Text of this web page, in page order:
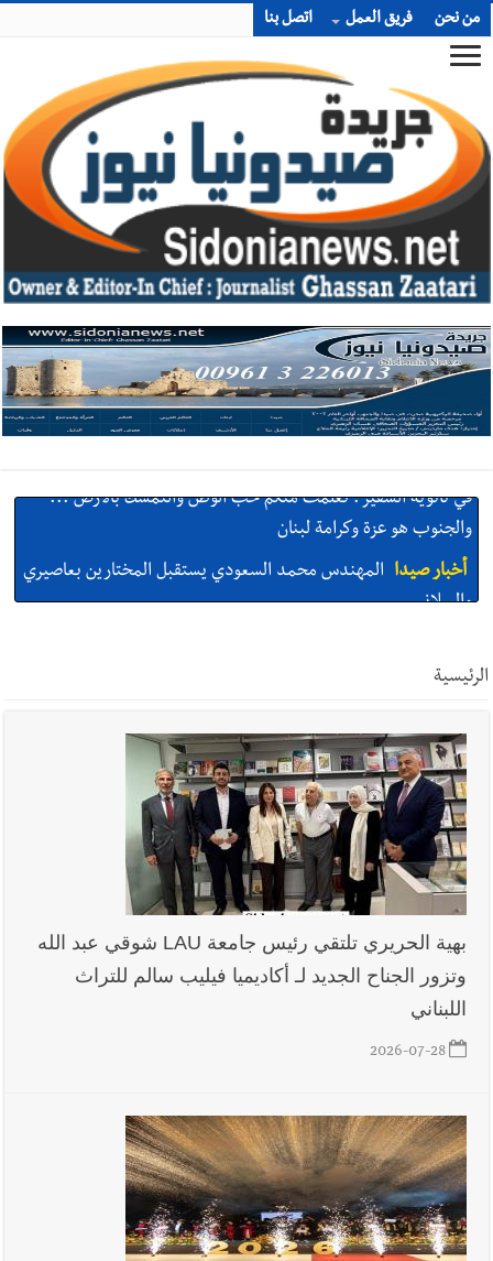
من نحن فريق العمل اتصل بنا
أخبار صيدا
المهندس محمد السعودي يستقبل المختارين بعاصيري
august ...مطلوب موظفة للعمل في الأكاديمية الدولية لبناء
القدرات -صيدا
أخبار صيدا
بلدية صيدا ومؤسسة الحريري تعقدان الاجتماع
التشاوري الأول للمرصد الحضري
أخبار لبنان
خرق إسرائيلي في زوطر الغربية وساتر ترابي قبالة آخر
نقطة للجيش اللبناني
أخبار لبنان
أخبار لبنان خلفيات توقيف السفير الفلسطيني السابق أشرف دبور:
تداخل السياسة بالقضاء ولبنان قد يسلّمه إلى السلطة
أخبار لبنان حراك ديبلوماسي للتجديد لـ اليونيفيل .. مسؤول غربي
الرئيسية
بهية الحريري تلتقي رئيس جامعة LAU شوقي عبد الله
وتزور الجناح الجديد لـ أكاديميا فيليب سالم للتراث
اللبناني
2026-07-28